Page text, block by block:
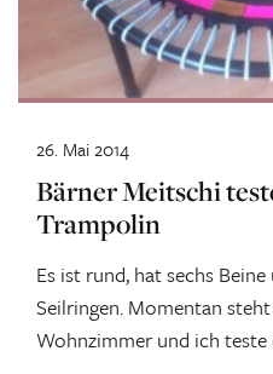
Bärner Meitschi
Trampolin
Es ist rund, hat sechs
Seilringen. Momentan
Wohnzimmer und ich teste
26. Mai 2014